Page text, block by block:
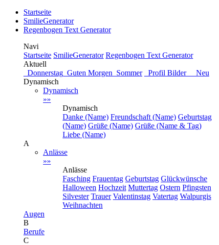
Startseite
SmilieGenerator
Regenbogen Text Generator
Navi
Startseite SmilieGenerator Regenbogen Text Generator
Aktuell
Donnerstag Guten Morgen Sommer
Profil Bilder Neu
Dynamisch
Dynamisch
»»
Dynamisch
Danke (Name) Freundschaft (Name) Geburtstag
(Name) Grüße (Name) Grüße (Name & Tag)
Liebe (Name)
A
Anlässe
»»
Anlässe
Fasching Frauentag Geburtstag Glückwünsche
Halloween Hochzeit Muttertag Ostern Pfingsten
Silvester Trauer Valentinstag Vatertag Walpurgis
Weihnachten
Augen
B
Berufe
C